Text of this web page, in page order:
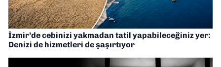
İzmir’de cebinizi yakmadan tatil yapabileceğiniz yer:
Denizi de hizmetleri de şaşırtıyor